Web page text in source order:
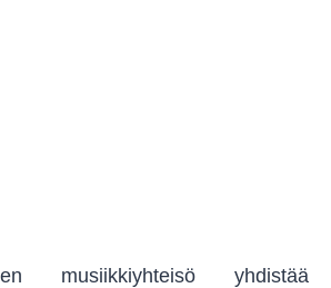
musiikkiyhteisö yhdistää